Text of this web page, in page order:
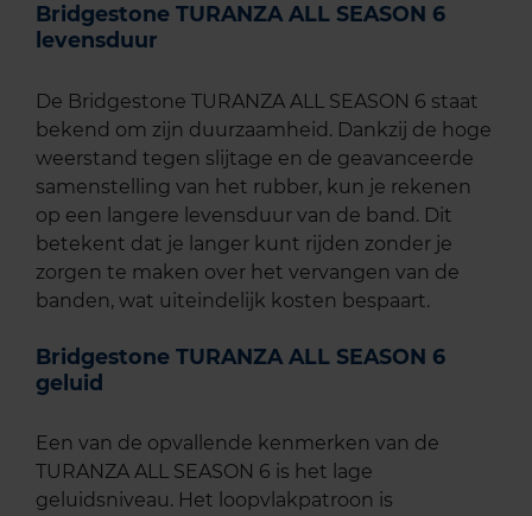
Bridgestone TURANZA ALL SEASON 6
levensduur
De Bridgestone TURANZA ALL SEASON 6 staat
bekend om zijn duurzaamheid. Dankzij de hoge
weerstand tegen slijtage en de geavanceerde
samenstelling van het rubber, kun je rekenen
op een langere levensduur van de band. Dit
betekent dat je langer kunt rijden zonder je
zorgen te maken over het vervangen van de
banden, wat uiteindelijk kosten bespaart.
Bridgestone TURANZA ALL SEASON 6
geluid
Een van de opvallende kenmerken van de
TURANZA ALL SEASON 6 is het lage
geluidsniveau. Het loopvlakpatroon is